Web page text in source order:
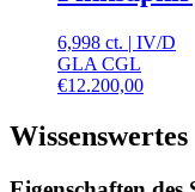
6,998 ct. | IV/D
GLA CGL
€12.200,00
Wissenswertes